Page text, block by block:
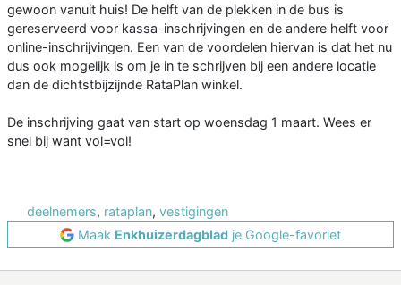
gewoon vanuit huis! De helft van de plekken in de bus is
gereserveerd voor kassa-inschrijvingen en de andere helft voor
online-inschrijvingen. Een van de voordelen hiervan is dat het nu
dus ook mogelijk is om je in te schrijven bij een andere locatie
dan de dichtstbijzijnde RataPlan winkel.
De inschrijving gaat van start op woensdag 1 maart. Wees er
snel bij want vol=vol!
deelnemers, rataplan, vestigingen
Maak Enkhuizerdagblad je Google-favoriet